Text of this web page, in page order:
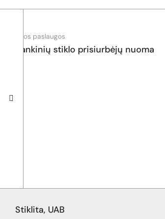
Kitos paslaugos
Rankinių stiklo prisiurbėjų nuoma
Stiklita, UAB